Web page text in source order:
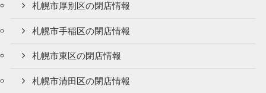
札幌市厚別区の閉店情報
札幌市手稲区の閉店情報
札幌市東区の閉店情報
札幌市清田区の閉店情報